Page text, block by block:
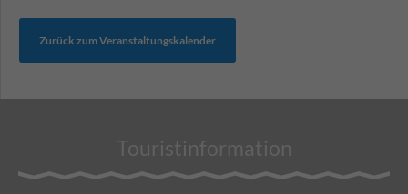
Zurück zum Veranstaltungskalender
Touristinformation